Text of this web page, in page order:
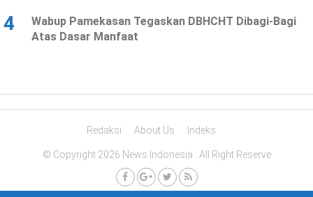
4
Wabup Pamekasan Tegaskan DBHCHT Dibagi-Bagi
Atas Dasar Manfaat
Redaksi About Us Indeks
© Copyright 2026 News Indonesia . All Right Reserve